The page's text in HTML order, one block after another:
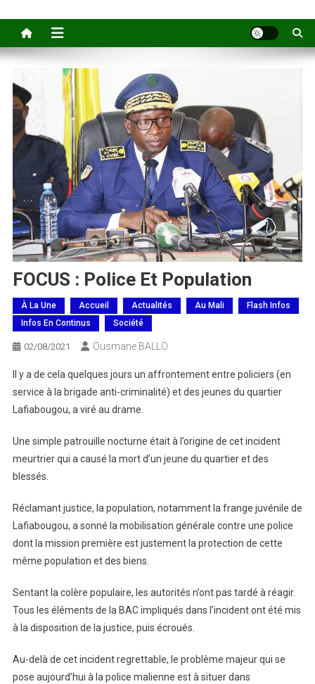
FOCUS : Police Et Population
À La Une Accueil Actualités Au Mali
Flash Infos
Infos En Continus
Société
02/08/2021 Ousmane BALLO
Il y a de cela quelques jours un affrontement entre policiers (en
service à la brigade anti-criminalité) et des jeunes du quartier
Lafiabougou, a viré au drame.
Une simple patrouille nocturne était à l’origine de cet incident
meurtrier qui a causé la mort d’un jeune du quartier et des
blessés.
Réclamant justice, la population, notamment la frange juvénile de
Lafiabougou, a sonné la mobilisation générale contre une police
dont la mission première est justement la protection de cette
même population et des biens.
Sentant la colère populaire, les autorités n’ont pas tardé à réagir.
Tous les éléments de la BAC impliqués dans l’incident ont été mis
à la disposition de la justice, puis écroués.
Au-delà de cet incident regrettable, le problème majeur qui se
pose aujourd’hui à la police malienne est à situer dans